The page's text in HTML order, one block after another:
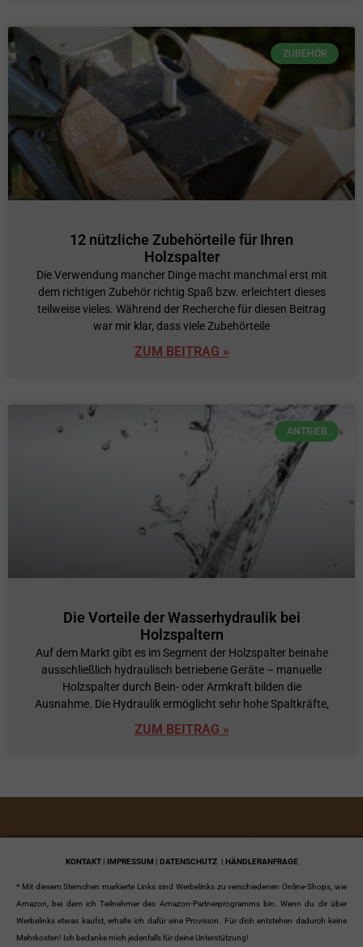
ZUBEHÖR
12 nützliche Zubehörteile für Ihren
Holzspalter
Die Verwendung mancher Dinge macht manchmal erst mit
dem richtigen Zubehör richtig Spaß bzw. erleichtert dieses
teilweise vieles. Während der Recherche für diesen Beitrag
war mir klar, dass viele Zubehörteile
ZUM BEITRAG »
ANTRIEB
Die Vorteile der Wasserhydraulik bei
Holzspaltern
Auf dem Markt gibt es im Segment der Holzspalter beinahe
ausschließlich hydraulisch betriebene Geräte – manuelle
Holzspalter durch Bein- oder Armkraft bilden die
Ausnahme. Die Hydraulik ermöglicht sehr hohe Spaltkräfte,
ZUM BEITRAG »
KONTAKT | IMPRESSUM | DATENSCHUTZ | HÄNDLERANFRAGE
* Mit diesem Sternchen markierte Links sind Werbelinks zu verschiedenen Online-Shops, wie
Amazon, bei dem ich Teilnehmer des Amazon-Partnerprogramms bin. Wenn du dir über
Werbelinks etwas kaufst, erhalte ich dafür eine Provision. Für dich entstehen dadurch keine
Mehrkosten! Ich bedanke mich jedenfalls für deine Unterstützung!